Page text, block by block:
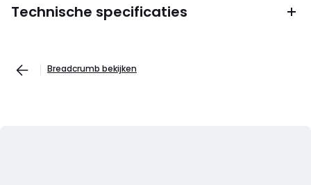
Technische specificaties
Breadcrumb bekijken